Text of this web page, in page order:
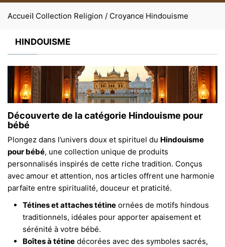
Accueil Collection Religion / Croyance Hindouisme
HINDOUISME
Découverte de la catégorie Hindouisme pour
bébé
Plongez dans l’univers doux et spirituel du Hindouisme
pour bébé, une collection unique de produits
personnalisés inspirés de cette riche tradition. Conçus
avec amour et attention, nos articles offrent une harmonie
parfaite entre spiritualité, douceur et praticité.
Tétines et attaches tétine ornées de motifs hindous
traditionnels, idéales pour apporter apaisement et
sérénité à votre bébé.
Boîtes à tétine décorées avec des symboles sacrés,